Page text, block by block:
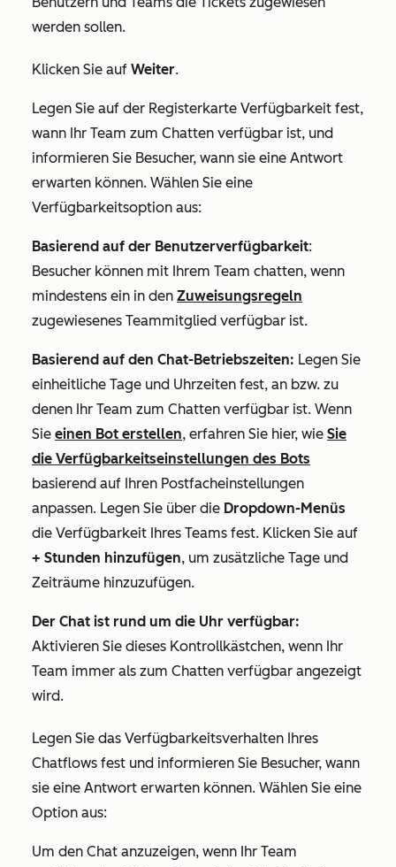
werden sollen.
Klicken Sie auf Weiter.
Legen Sie auf der Registerkarte Verfügbarkeit fest,
wann Ihr Team zum Chatten verfügbar ist, und
informieren Sie Besucher, wann sie eine Antwort
erwarten können. Wählen Sie eine
Verfügbarkeitsoption aus:
Basierend auf der Benutzerverfügbarkeit:
Besucher können mit Ihrem Team chatten, wenn
mindestens ein in den Zuweisungsregeln
zugewiesenes Teammitglied verfügbar ist.
Basierend auf den Chat-Betriebszeiten: Legen Sie
einheitliche Tage und Uhrzeiten fest, an bzw. zu
denen Ihr Team zum Chatten verfügbar ist. Wenn
Sie einen Bot erstellen, erfahren Sie hier, wie Sie
die Verfügbarkeitseinstellungen des Bots
basierend auf Ihren Postfacheinstellungen
anpassen. Legen Sie über die Dropdown-Menüs
die Verfügbarkeit Ihres Teams fest. Klicken Sie auf
+ Stunden hinzufügen, um zusätzliche Tage und
Zeiträume hinzuzufügen.
Der Chat ist rund um die Uhr verfügbar:
Aktivieren Sie dieses Kontrollkästchen, wenn Ihr
Team immer als zum Chatten verfügbar angezeigt
wird.
Legen Sie das Verfügbarkeitsverhalten Ihres
Chatflows fest und informieren Sie Besucher, wann
sie eine Antwort erwarten können. Wählen Sie eine
Option aus:
Um den Chat anzuzeigen, wenn Ihr Team